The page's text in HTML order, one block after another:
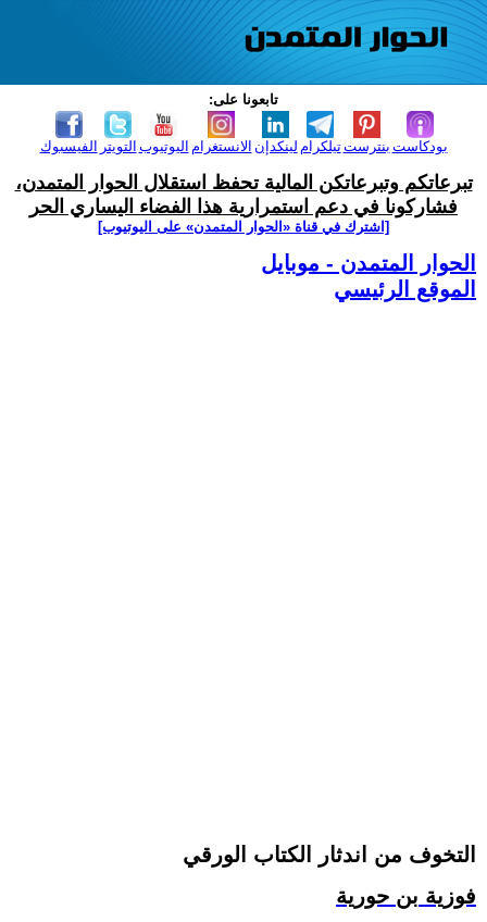
تابعونا على:
الفيسبوك التويتر اليوتيوب الانستغرام لينكدإن تيلكرامبنترست بودكاست
تبرعاتكم وتبرعاتكن المالية تحفظ استقلال الحوار المتمدن،
فشاركونا في دعم استمرارية هذا الفضاء اليساري الحر
[اشترك في قناة ‫«الحوار المتمدن» على اليوتيوب]
الحوار المتمدن - موبايل
الموقع الرئيسي
التخوف من اندثار الكتاب الورقي
فوزية بن حورية